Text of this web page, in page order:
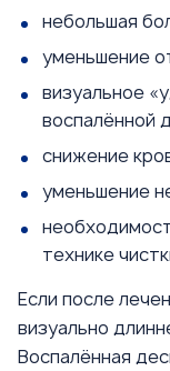
небольшая
уменьшение
визуальное
воспалённой
снижение
уменьшение
технике
Если после
визуально
Воспалённая